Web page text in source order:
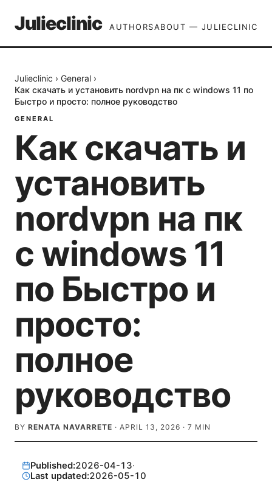
Julieclinic AUTHORSABOUT — JULIECLINIC
Julieclinic › General ›
Как скачать и установить nordvpn на пк с windows 11 по
Быстро и просто: полное руководство
GENERAL
Как скачать и
установить
nordvpn на пк
с windows 11
по Быстро и
просто:
полное
руководство
BY RENATA NAVARRETE · APRIL 13, 2026 · 7 MIN
Published:2026-04-13·
Last updated:2026-05-10